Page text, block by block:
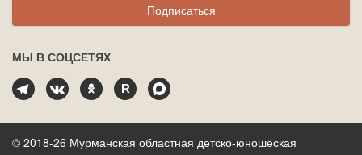
Подписаться
МЫ В СОЦСЕТЯХ
© 2018-26 Мурманская областная детско-юношеская